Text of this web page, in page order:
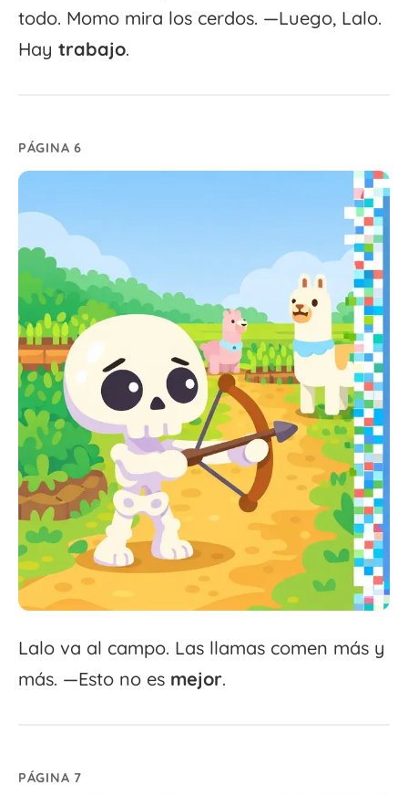
todo. Momo mira los cerdos. —Luego, Lalo.
Hay trabajo.
PÁGINA 6
Lalo va al campo. Las llamas comen más y
más. —Esto no es mejor.
PÁGINA 7